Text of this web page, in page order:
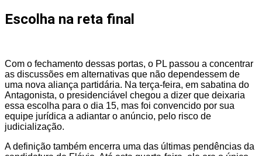
Escolha na reta final
Com o fechamento dessas portas, o PL passou a concentrar
as discussões em alternativas que não dependessem de
uma nova aliança partidária. Na terça-feira, em sabatina do
Antagonista, o presidenciável chegou a dizer que deixaria
essa escolha para o dia 15, mas foi convencido por sua
equipe jurídica a adiantar o anúncio, pelo risco de
judicialização.
A definição também encerra uma das últimas pendências da